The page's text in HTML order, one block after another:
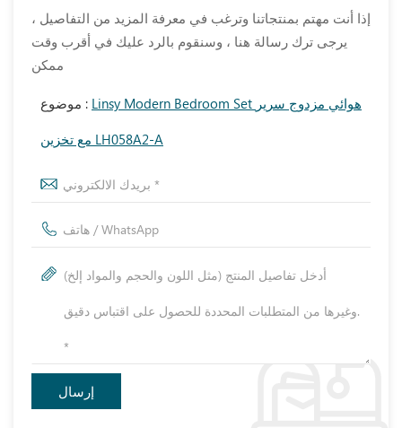
إذا أنت مهتم بمنتجاتنا وترغب في معرفة المزيد من التفاصيل ،
يرجى ترك رسالة هنا ، وسنقوم بالرد عليك في أقرب وقت
ممكن
موضوع : Linsy Modern Bedroom Set هوائي مزدوج سرير
مع تخزين LH058A2-A